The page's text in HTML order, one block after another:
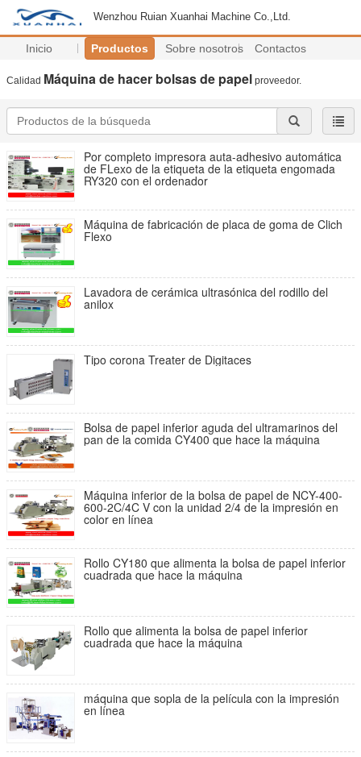
Wenzhou Ruian Xuanhai Machine Co.,Ltd.
Inicio Productos Sobre nosotros Contactos
Calidad Máquina de hacer bolsas de papel proveedor.
Por completo impresora auta-adhesivo automática
de FLexo de la etiqueta de la etiqueta engomada
RY320 con el ordenador
Máquina de fabricación de placa de goma de Clich
Flexo
Lavadora de cerámica ultrasónica del rodillo del
anilox
Tipo corona Treater de Digitaces
Bolsa de papel inferior aguda del ultramarinos del
pan de la comida CY400 que hace la máquina
Máquina inferior de la bolsa de papel de NCY-400-
600-2C/4C V con la unidad 2/4 de la impresión en
color en línea
Rollo CY180 que alimenta la bolsa de papel inferior
cuadrada que hace la máquina
Rollo que alimenta la bolsa de papel inferior
cuadrada que hace la máquina
máquina que sopla de la película con la impresión
en línea